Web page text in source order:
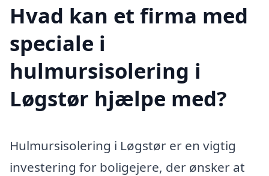
Hvad kan et firma med
speciale i
hulmursisolering i
Løgstør hjælpe med?
Hulmursisolering i Løgstør er en vigtig
investering for boligejere, der ønsker at